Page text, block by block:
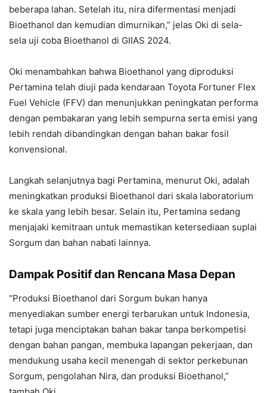
beberapa lahan. Setelah itu, nira difermentasi menjadi
Bioethanol dan kemudian dimurnikan,” jelas Oki di sela-
sela uji coba Bioethanol di GIIAS 2024.
Oki menambahkan bahwa Bioethanol yang diproduksi
Pertamina telah diuji pada kendaraan Toyota Fortuner Flex
Fuel Vehicle (FFV) dan menunjukkan peningkatan performa
dengan pembakaran yang lebih sempurna serta emisi yang
lebih rendah dibandingkan dengan bahan bakar fosil
konvensional.
Langkah selanjutnya bagi Pertamina, menurut Oki, adalah
meningkatkan produksi Bioethanol dari skala laboratorium
ke skala yang lebih besar. Selain itu, Pertamina sedang
menjajaki kemitraan untuk memastikan ketersediaan suplai
Sorgum dan bahan nabati lainnya.
Dampak Positif dan Rencana Masa Depan
“Produksi Bioethanol dari Sorgum bukan hanya
menyediakan sumber energi terbarukan untuk Indonesia,
tetapi juga menciptakan bahan bakar tanpa berkompetisi
dengan bahan pangan, membuka lapangan pekerjaan, dan
mendukung usaha kecil menengah di sektor perkebunan
Sorgum, pengolahan Nira, dan produksi Bioethanol,”